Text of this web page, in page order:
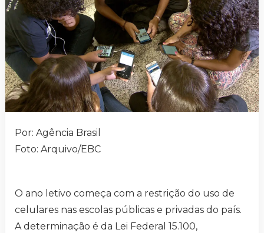
Por: Agência Brasil
Foto: Arquivo/EBC
O ano letivo começa com a restrição do uso de
celulares nas escolas públicas e privadas do país.
A determinação é da Lei Federal 15.100,